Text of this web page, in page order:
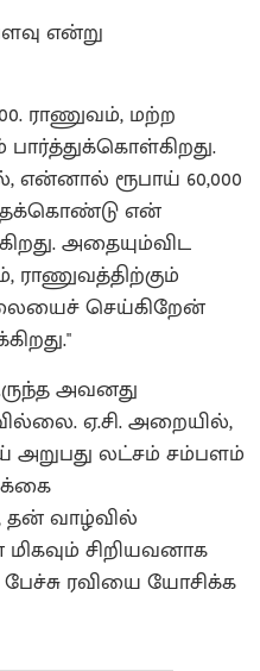
என்று
ராணுவம், மற்ற
என்னால் ரூபாய் 60,000
என்
அதையும்விட
ராணுவத்திற்கும்
செய்கிறேன்
அவனது
ஏ.சி. அறையில்,
அறுபது லட்சம் சம்பளம்
தன் வாழ்வில்
சிறியவனாக
ரவியை யோசிக்க